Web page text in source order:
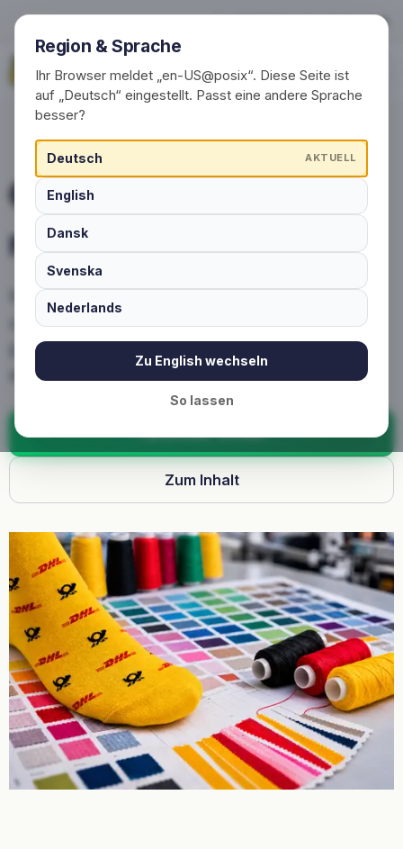
Farben für Ihre Socken
Region & Sprache
Ihr Browser meldet „en-US@posix“. Diese Seite ist
auf „Deutsch“ eingestellt. Passt eine andere Sprache
besser?
Deutsch AKTUELL
English
Dansk
Svenska
Nederlands
Zu English wechseln
So lassen
+49 (0) 30 / 20 23 68 91-0
Jetzt anfragen
FARBWELTEN & GARNFARBEN
Farben für Ihre Socken
Wählen Sie aus über 170 Baumwollfarben
und mehr als 160 Polyamidgarnen die
passenden Töne für Ihr Sockendesign -
abgestimmt auf Logo, CI und Einsatzzweck.
Zum Inhalt